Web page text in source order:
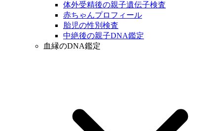
体外受精後の親子遺伝子検査
赤ちゃんプロフィール
胎児の性別検査
中絶後の親子DNA鑑定
血縁のDNA鑑定